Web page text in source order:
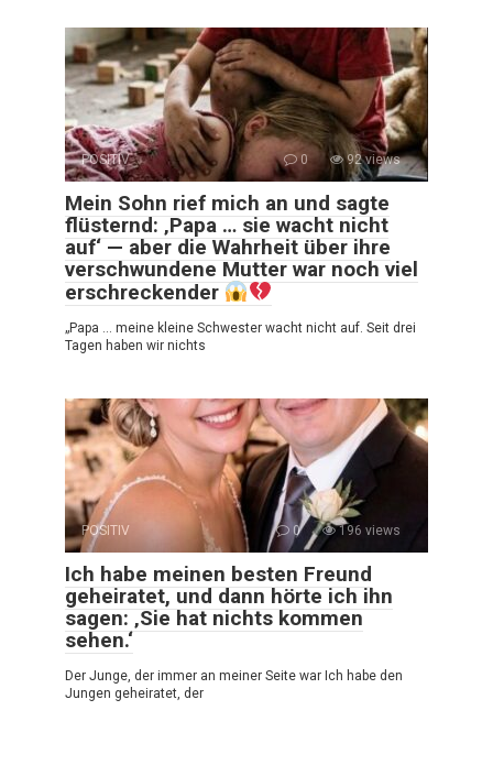
POSITIV 0 92 views
Mein Sohn rief mich an und sagte
flüsternd: ‚Papa … sie wacht nicht
auf‘ — aber die Wahrheit über ihre
verschwundene Mutter war noch viel
erschreckender
„Papa … meine kleine Schwester wacht nicht auf. Seit drei
Tagen haben wir nichts
POSITIV 0 196 views
Ich habe meinen besten Freund
geheiratet, und dann hörte ich ihn
sagen: ‚Sie hat nichts kommen
sehen.‘
Der Junge, der immer an meiner Seite war Ich habe den
Jungen geheiratet, der